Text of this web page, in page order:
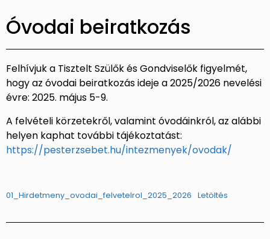
Óvodai beiratkozás
Felhívjuk a Tisztelt Szülők és Gondviselők figyelmét,
hogy az óvodai beiratkozás ideje a 2025/2026 nevelési
évre: 2025. május 5-9.
A felvételi körzetekről, valamint óvodáinkról, az alábbi
helyen kaphat további tájékoztatást:
https://pesterzsebet.hu/intezmenyek/ovodak/
01_Hirdetmeny_ovodai_felvetelrol_2025_2026 Letöltés